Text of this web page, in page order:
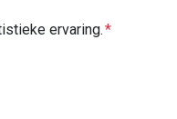
ervaring.